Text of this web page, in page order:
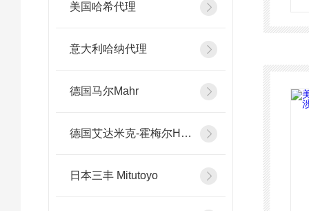
美国哈希代理
意大利哈纳代理
德国马尔Mahr
德国艾达米克-霍梅尔Hommel
日本三丰 Mitutoyo